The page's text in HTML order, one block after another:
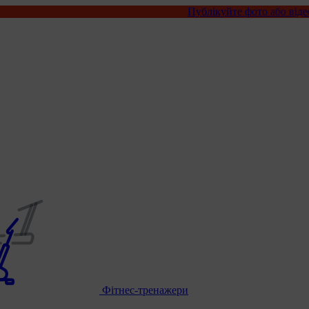
Публікуйте фото або відео з нашими
Фітнес-тренажери